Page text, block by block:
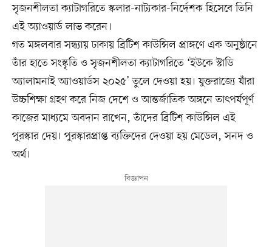
সৃজনশীলতা ক্যাটাগরিতে স্কলার-নাট্যকার-নির্দেশক হিসেবে তিনি
এই অ্যাওয়ার্ড লাভ করেন।
গত মঙ্গলবার সন্ধ্যায় ঢাকায় ব্রিটিশ কাউন্সিল প্রাঙ্গণে এক অনুষ্ঠানে
তাঁর হাতে সংস্কৃতি ও সৃজনশীলতা ক্যাটাগরিতে ‘ইউকে স্টাডি
অ্যালামনাই অ্যাওয়ার্ডস ২০২৫’ তুলে দেওয়া হয়। যুক্তরাজ্যে যাঁরা
উচ্চশিক্ষা গ্রহণ করে নিজ দেশে ও আন্তর্জাতিক অঙ্গনে তাৎপর্যপূর্ণ
কাজের মাধ্যমে অবদান রাখেন, তাঁদের ব্রিটিশ কাউন্সিল এই
পুরস্কার দেয়। পুরস্কারপ্রাপ্ত ব্যক্তিদের দেওয়া হয় মেডেল, সনদ ও
অর্থ।